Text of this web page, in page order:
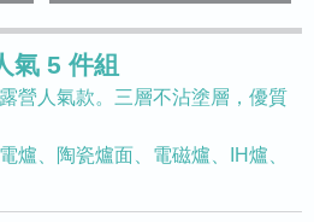
氣 5 件組
營人氣款。三層不沾塗層，優質
爐、陶瓷爐面、電磁爐、IH爐、